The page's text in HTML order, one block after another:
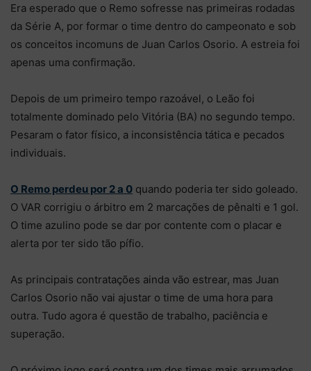
Era esperado que o Remo sofresse nas primeiras rodadas
da Série A, por formar o time dentro do campeonato e sob
os conceitos incomuns de Juan Carlos Osorio. A estreia foi
apenas uma confirmação.
Depois de um primeiro tempo razoável, o Leão foi
totalmente dominado pelo Vitória (BA) no segundo tempo.
Pesaram o fator físico, a inconsistência tática e pecados
individuais.
O Remo perdeu por 2 a 0 quando poderia ter sido goleado.
O VAR corrigiu o árbitro em 2 marcações de pênalti e 1 gol.
O time azulino pode se dar por contente com o placar e
alerta por ter sido tão pífio.
As principais contratações ainda vão estrear, mas Juan
Carlos Osorio não vai ajustar o time de uma hora para
outra. Tudo agora é questão de trabalho, paciência e
superação.